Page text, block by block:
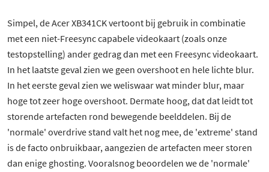
Simpel, de Acer XB341CK vertoont bij gebruik in combinatie
met een niet-Freesync capabele videokaart (zoals onze
testopstelling) ander gedrag dan met een Freesync videokaart.
In het laatste geval zien we geen overshoot en hele lichte blur.
In het eerste geval zien we weliswaar wat minder blur, maar
hoge tot zeer hoge overshoot. Dermate hoog, dat dat leidt tot
storende artefacten rond bewegende beelddelen. Bij de
'normale' overdrive stand valt het nog mee, de 'extreme' stand
is de facto onbruikbaar, aangezien de artefacten meer storen
dan enige ghosting. Vooralsnog beoordelen we de 'normale'